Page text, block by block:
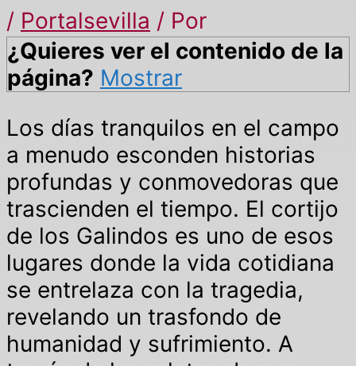
/ Portalsevilla / Por
¿Quieres ver el contenido de la
página? Mostrar
Los días tranquilos en el campo
a menudo esconden historias
profundas y conmovedoras que
trascienden el tiempo. El cortijo
de los Galindos es uno de esos
lugares donde la vida cotidiana
se entrelaza con la tragedia,
revelando un trasfondo de
humanidad y sufrimiento. A